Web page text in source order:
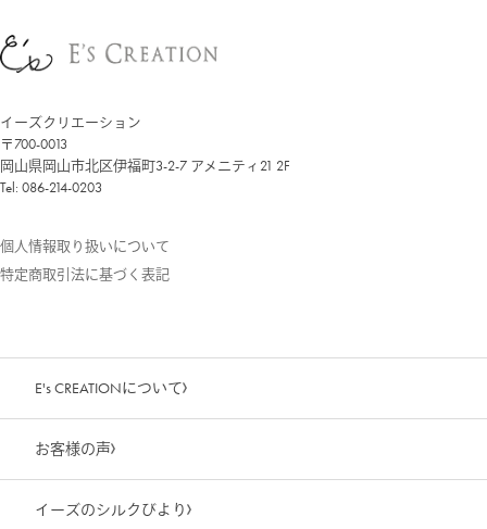
イーズクリエーション
〒700-0013
岡山県岡山市北区伊福町3-2-7 アメニティ21 2F
Tel: 086-214-0203
個人情報取り扱いについて
特定商取引法に基づく表記
E's CREATIONについて
お客様の声
イーズのシルクびより